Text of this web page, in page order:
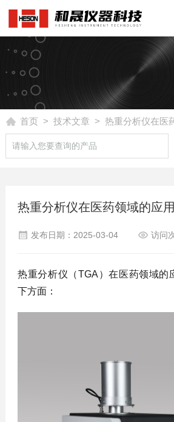
首页 > 技术文章 > 热重分析仪在医
热重分析仪在医药领域的应用
发布日期：2025-03-04 访问
热重分析仪（TGA）在医药领域的
下方面：